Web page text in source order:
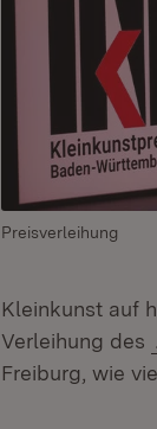
Preisverleihung
Kleinkunst auf
Verleihung des
Freiburg, wie